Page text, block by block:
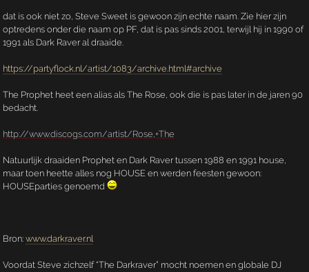
dat is ook niet zo, Steve Sweet is gewoon zijn echte naam. Zie hier zijn
optredens onder die naam op PF, dat is pas sinds 2001, terwijl hij in 1990 of
1991 als Dark Raver al draaide.
https://partyflock.nl/artist/1083/archive.html#archive
The Prophet heet een alias als The Rose, ook die is pas later in de jaren 90
bedacht.
http://www.discogs.com/artist/Rose,+The
Natuurlijk draaiden Prophet en Dark Raver tussen 1988 en 1991 house,
maar toen heette alles nog HOUSE en werden feesten gewoon:
HOUSEparties genoemd
Bron: www.darkraver.nl
Voordat Steve zichzelf “The Darkraver” mocht noemen en globale DJ